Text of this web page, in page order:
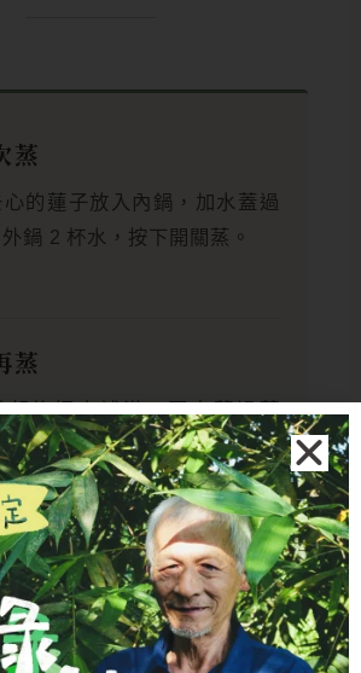
蒸
心的蓮子放入內鍋，加水蓋過
鍋 2 杯水，按下開關蒸。
蒸
起後把水補滿、再次蓋過蓮
鍋再加 2 杯水續蒸，蓮子會更
尾
後加冰糖，外鍋半杯水再蒸